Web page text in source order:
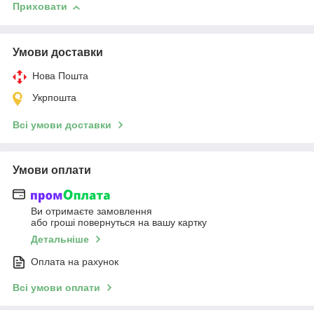
Приховати
Умови доставки
Нова Пошта
Укрпошта
Всі умови доставки
Умови оплати
Ви отримаєте замовлення
або гроші повернуться на вашу картку
Детальніше
Оплата на рахунок
Всі умови оплати